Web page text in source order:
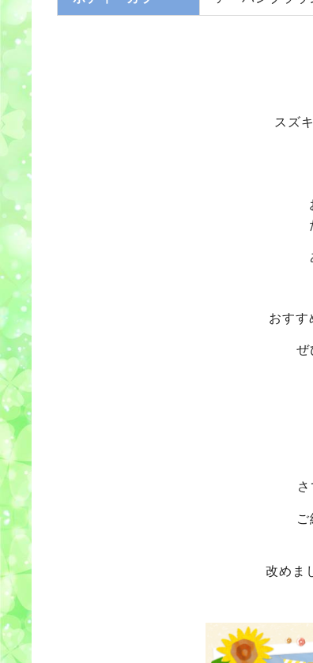
スズ
おすす
ぜ
改めま